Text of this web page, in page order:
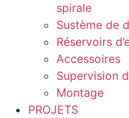
spirale
Sustème de
Réservoirs
Accessoires
Supervision
Montage
PROJETS